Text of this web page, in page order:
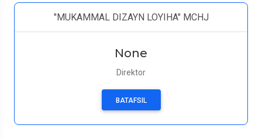
"MUKAMMAL DIZAYN LOYIHA" MCHJ
None
Direktor
BATAFSIL